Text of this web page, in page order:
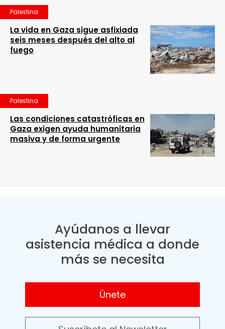
Palestina
La vida en Gaza sigue asfixiada
seis meses después del alto al
fuego
Palestina
Las condiciones catastróficas en
Gaza exigen ayuda humanitaria
masiva y de forma urgente
Ayúdanos a llevar
asistencia médica a donde
más se necesita
Únete